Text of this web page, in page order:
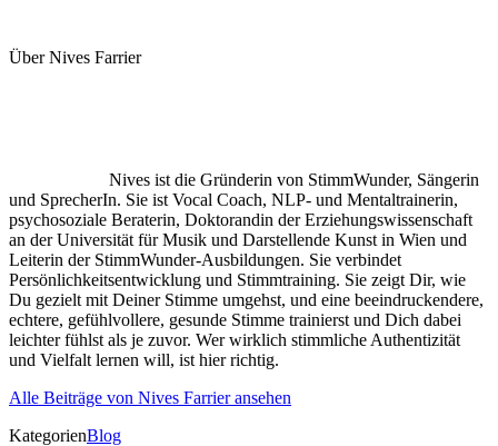
Über Nives Farrier
Nives ist die Gründerin von StimmWunder, Sängerin
und SprecherIn. Sie ist Vocal Coach, NLP- und Mentaltrainerin,
psychosoziale Beraterin, Doktorandin der Erziehungswissenschaft
an der Universität für Musik und Darstellende Kunst in Wien und
Leiterin der StimmWunder-Ausbildungen. Sie verbindet
Persönlichkeitsentwicklung und Stimmtraining. Sie zeigt Dir, wie
Du gezielt mit Deiner Stimme umgehst, und eine beeindruckendere,
echtere, gefühlvollere, gesunde Stimme trainierst und Dich dabei
leichter fühlst als je zuvor. Wer wirklich stimmliche Authentizität
und Vielfalt lernen will, ist hier richtig.
Alle Beiträge von Nives Farrier ansehen
KategorienBlog